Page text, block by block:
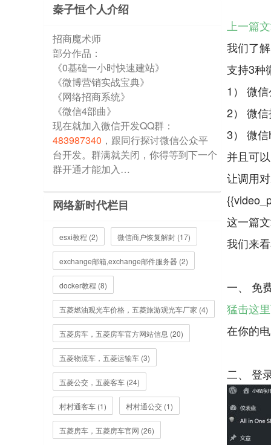
秦子恒个人介绍
招商魔术师
部分作品：
《0基础一小时快速建站》
《微博营销实战宝典》
《网络招商系统》
《微信4部曲》
现在就加入微信开发QQ群：
483987340 ，跟同行探讨微信公众平
台开发。群满就关闭，你得等到下一个
群开通才能加入…
网络新时代栏目
esxi教程 (2) 微信商户恢复解封 (17)
exchange邮箱,exchange邮件服务器 (2)
docker教程 (8)
五菱燃油观光车价格，五菱旅游观光车厂家 (4)
五菱房车，五菱房车官方网站信息 (20)
五菱物流车，五菱运输车 (3)
五菱公交，五菱客车 (24)
村村通客车 (1) 村村通公交 (1)
五菱房车，五菱房车官网 (26)
上一篇
我们了
支持3种
1） 微
2） 微
3） 微
并且可
让调用
这一篇
我们来
猛击这
在你的